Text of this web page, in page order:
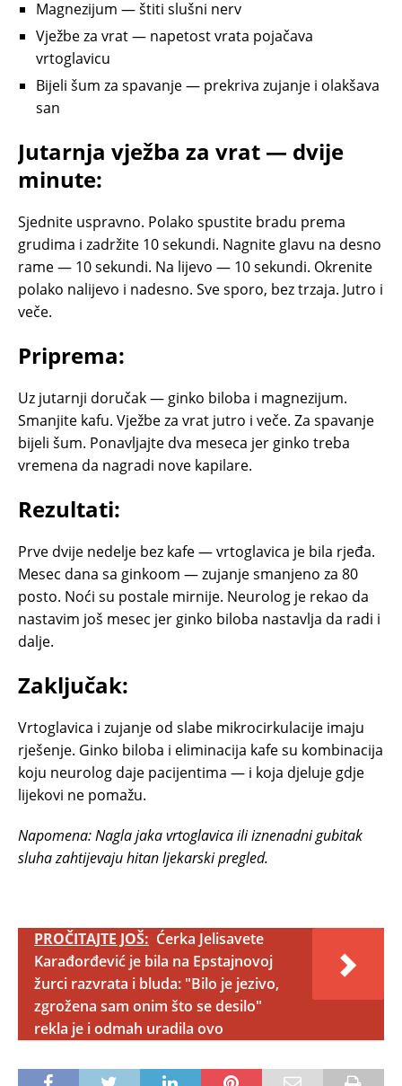
Magnezijum — štiti slušni nerv
Vježbe za vrat — napetost vrata pojačava
vrtoglavicu
Bijeli šum za spavanje — prekriva zujanje i olakšava
san
Jutarnja vježba za vrat — dvije
minute:
Sjednite uspravno. Polako spustite bradu prema
grudima i zadržite 10 sekundi. Nagnite glavu na desno
rame — 10 sekundi. Na lijevo — 10 sekundi. Okrenite
polako nalijevo i nadesno. Sve sporo, bez trzaja. Jutro i
veče.
Priprema:
Uz jutarnji doručak — ginko biloba i magnezijum.
Smanjite kafu. Vježbe za vrat jutro i veče. Za spavanje
bijeli šum. Ponavljajte dva meseca jer ginko treba
vremena da nagradi nove kapilare.
Rezultati:
Prve dvije nedelje bez kafe — vrtoglavica je bila rjeđa.
Mesec dana sa ginkoom — zujanje smanjeno za 80
posto. Noći su postale mirnije. Neurolog je rekao da
nastavim još mesec jer ginko biloba nastavlja da radi i
dalje.
Zaključak:
Vrtoglavica i zujanje od slabe mikrocirkulacije imaju
rješenje. Ginko biloba i eliminacija kafe su kombinacija
koju neurolog daje pacijentima — i koja djeluje gdje
lijekovi ne pomažu.
Napomena: Nagla jaka vrtoglavica ili iznenadni gubitak
sluha zahtijevaju hitan ljekarski pregled.
PROČITAJTE JOŠ: Ćerka Jelisavete
Karađorđević je bila na Epstajnovoj
žurci razvrata i bluda: "Bilo je jezivo,
zgrožena sam onim što se desilo"
rekla je i odmah uradila ovo